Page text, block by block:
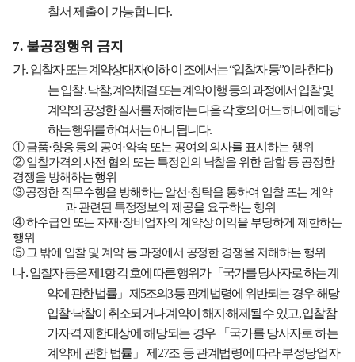
찰서 제출이 가능합니다.
7. 불공정행위 금지
가. 입찰자 또는 계약상대자(이하 이 조에서는“입찰자 등”이라 한다)
는 입찰․낙찰,계약체결 또는 계약이행 등의 과정에서 입찰 및
계약의 공정한 질서를 저해하는 다음 각 호의 어느 하나에 해당
하는 행위를 하여서는 아니 됩니다.
①금품·향응 등의 공여·약속 또는 공여의 의사를 표시하는 행위
②입찰가격의 사전 협의 또는 특정인의 낙찰을 위한 담합 등 공정한
경쟁을 방해하는 행위
③공정한 직무수행을 방해하는 알선·청탁을 통하여 입찰 또는 계약
과 관련된 특정정보의 제공을 요구하는 행위
④하수급인 또는 자재·장비업자의 계약상 이익을 부당하게 제한하는
행위
⑤ 그 밖에 입찰 및 계약 등 과정에서 공정한 경쟁을 저해하는 행위
나.입찰자 등은 제 1항 각 호에 따른 행위가「 국가를 당사자로 하는 계
약에 관한 법률」 제 5조의3등관계법령에 위반되는 경우 해당
입찰·낙찰이 취소되거나 계약이 해지 ·해제될 수 있고,입찰참
가자격 제한대상에 해당되는 경우 「 국가를 당사자로 하는
계약에 관한 법률 」제 27조 등 관계법령에 따라 부정당업자